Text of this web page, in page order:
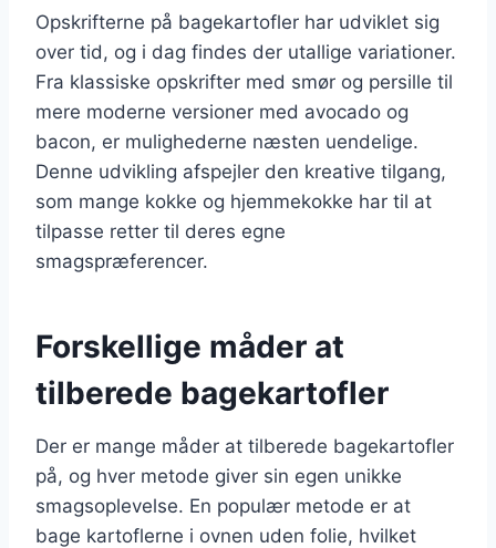
Opskrifterne på bagekartofler har udviklet sig
over tid, og i dag findes der utallige variationer.
Fra klassiske opskrifter med smør og persille til
mere moderne versioner med avocado og
bacon, er mulighederne næsten uendelige.
Denne udvikling afspejler den kreative tilgang,
som mange kokke og hjemmekokke har til at
tilpasse retter til deres egne
smagspræferencer.
Forskellige måder at
tilberede bagekartofler
Der er mange måder at tilberede bagekartofler
på, og hver metode giver sin egen unikke
smagsoplevelse. En populær metode er at
bage kartoflerne i ovnen uden folie, hvilket